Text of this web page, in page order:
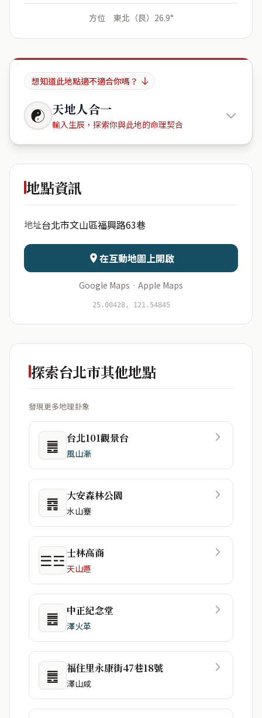
方位 東北（艮）26.9°
想知道此地點適不適合你嗎？
☯ 天地人合一
輸入生辰，探索你與此地的命理契合
Your
日期 出生時辰
資料僅用於即時分析，不會儲存於伺服器
地點資訊
地址台北市文山區福興路63巷
在互動地圖上開啟
Google Maps · Apple Maps
25.00428, 121.54845
探索台北市其他地點
發現更多地理卦象
䷌ 台北101觀景台
風山漸
䷴ 大安森林公園
水山蹇
☰☲士林高商
天山遯
䷌ 中正紀念堂
澤火革
䷌ 福住里永康街47巷18號
澤山咸